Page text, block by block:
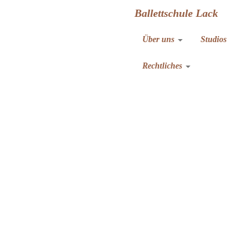
Ballettschule Lack
Über uns Studios
Rechtliches